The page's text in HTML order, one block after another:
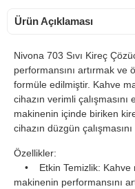
Ürün Açıklaması
Nivona 703 Sıvı Kireç
performansını artırmak
formüle edilmiştir. Kahve
cihazın verimli çalışmasını
makinenin içinde biriken
cihazın düzgün çalışmasını
Özellikler:
• Etkin Temizlik: Kahve
makinenin performansını